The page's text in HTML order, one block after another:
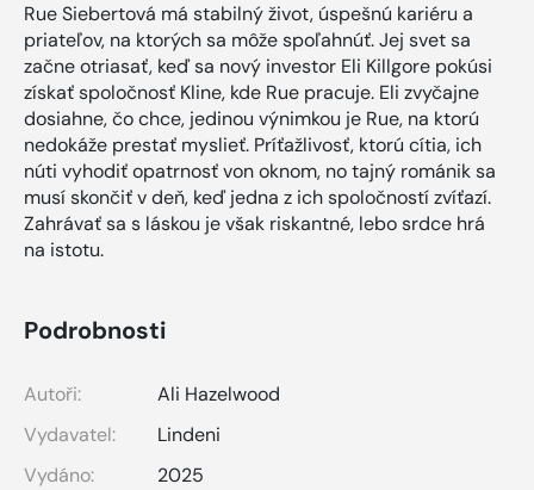
Rue Siebertová má stabilný život, úspešnú kariéru a
priateľov, na ktorých sa môže spoľahnúť. Jej svet sa
začne otriasať, keď sa nový investor Eli Killgore pokúsi
získať spoločnosť Kline, kde Rue pracuje. Eli zvyčajne
dosiahne, čo chce, jedinou výnimkou je Rue, na ktorú
nedokáže prestať myslieť. Príťažlivosť, ktorú cítia, ich
núti vyhodiť opatrnosť von oknom, no tajný románik sa
musí skončiť v deň, keď jedna z ich spoločností zvíťazí.
Zahrávať sa s láskou je však riskantné, lebo srdce hrá
na istotu.
Podrobnosti
Autoři:
Ali Hazelwood
Vydavatel:
Lindeni
Vydáno:
2025